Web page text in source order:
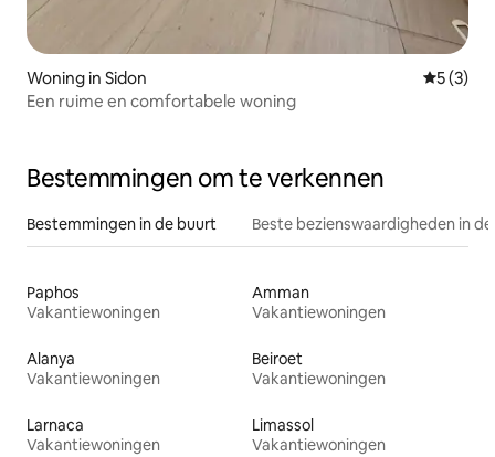
Woning in Sidon
5 (3)
Een ruime en comfortabele woning
Bestemmingen om te verkennen
Bestemmingen in de buurt Beste bezienswaardigheden in
Paphos
Vakantiewoningen
Amman
Vakantiewoningen
Alanya
Vakantiewoningen
Beiroet
Vakantiewoningen
Larnaca
Vakantiewoningen
Limassol
Vakantiewoningen